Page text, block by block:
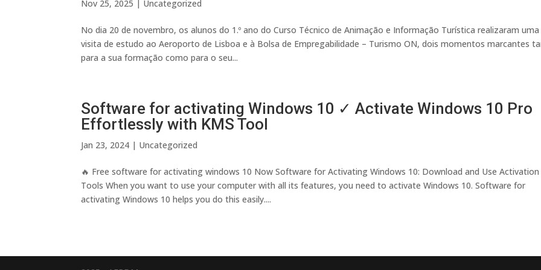
Nov 25, 2025 Uncategorized
No dia 20 de novembro, os alunos do 1.º ano do Curso Técnico de Animação e Informação Turística realizaram uma
visita de estudo ao Aeroporto de Lisboa e à Bolsa de Empregabilidade – Turismo ON, dois momentos marcantes
para a sua formação como para o seu...
Software for activating Windows 10 ✓ Activate Windows 10 Pro
Effortlessly with KMS Tool
Jan 23, 2024 | Uncategorized
🔥 Free software for activating windows 10 Now Software for Activating Windows 10: Download and Use Activation
Tools When you want to use your computer with all its features, you need to activate Windows 10. Software for
activating Windows 10 helps you do this easily....